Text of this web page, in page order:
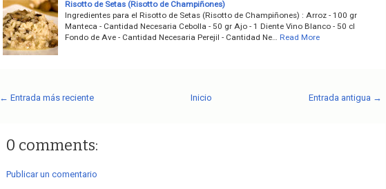
Risotto de Setas (Risotto de Champiñones)
Ingredientes para el Risotto de Setas (Risotto de Champiñones) : Arroz - 100 gr
Manteca - Cantidad Necesaria Cebolla - 50 gr Ajo - 1 Diente Vino Blanco - 50 cl
Fondo de Ave - Cantidad Necesaria Perejil - Cantidad Ne…
Read More
← Entrada más reciente Entrada antigua →
Inicio
0 comments:
Publicar un comentario